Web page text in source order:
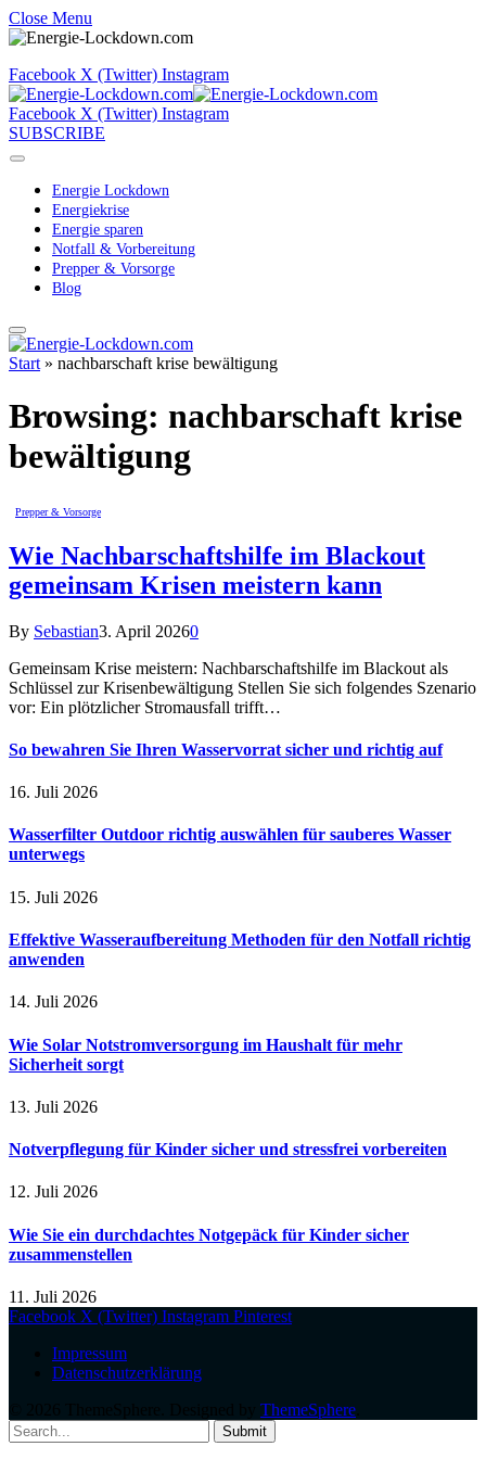
Close Menu
Facebook X (Twitter) Instagram
Facebook X (Twitter) Instagram
SUBSCRIBE
Energie Lockdown
Energiekrise
Energie sparen
Notfall & Vorbereitung
Prepper & Vorsorge
Blog
Start » nachbarschaft krise bewältigung
Browsing: nachbarschaft krise
bewältigung
Prepper & Vorsorge
Wie Nachbarschaftshilfe im Blackout
gemeinsam Krisen meistern kann
By Sebastian3. April 20260
Gemeinsam Krise meistern: Nachbarschaftshilfe im Blackout als
Schlüssel zur Krisenbewältigung Stellen Sie sich folgendes Szenario
vor: Ein plötzlicher Stromausfall trifft…
So bewahren Sie Ihren Wasservorrat sicher und richtig auf
16. Juli 2026
Wasserfilter Outdoor richtig auswählen für sauberes Wasser
unterwegs
15. Juli 2026
Effektive Wasseraufbereitung Methoden für den Notfall richtig
anwenden
14. Juli 2026
Wie Solar Notstromversorgung im Haushalt für mehr
Sicherheit sorgt
13. Juli 2026
Notverpflegung für Kinder sicher und stressfrei vorbereiten
12. Juli 2026
Wie Sie ein durchdachtes Notgepäck für Kinder sicher
zusammenstellen
11. Juli 2026
Facebook X (Twitter) Instagram Pinterest
Impressum
Datenschutzerklärung
ThemeSphere
Submit